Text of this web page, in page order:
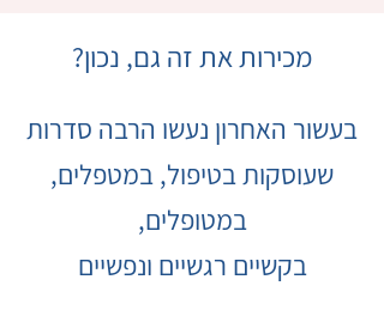
מכירות את זה גם, נכון?
בעשור האחרון נעשו הרבה סדרות
שעוסקות בטיפול, במטפלים,
במטופלים,
בקשיים רגשיים ונפשיים